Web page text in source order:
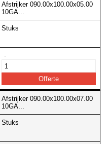
Afstrijker 090.00x100.00x05.00
10GA...
Stuks
-
Afstrijker 090.00x100.00x07.00
10GA...
Stuks